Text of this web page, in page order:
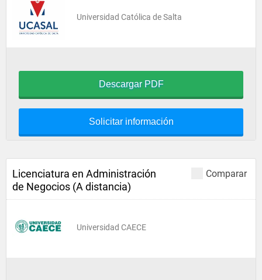
Universidad Católica de Salta
Descargar PDF
Solicitar información
Comparar
Licenciatura en Administración
de Negocios (A distancia)
Universidad CAECE